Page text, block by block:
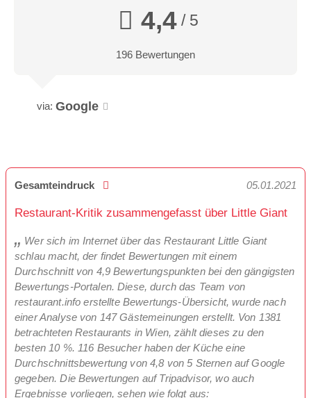
4,4/ 5
196 Bewertungen
via: Google
Gesamteindruck 05.01.2021
Restaurant-Kritik zusammengefasst über Little Giant
Wer sich im Internet über das Restaurant Little Giant
schlau macht, der findet Bewertungen mit einem
Durchschnitt von 4,9 Bewertungspunkten bei den gängigsten
Bewertungs-Portalen. Diese, durch das Team von
restaurant.info erstellte Bewertungs-Übersicht, wurde nach
einer Analyse von 147 Gästemeinungen erstellt. Von 1381
betrachteten Restaurants in Wien, zählt dieses zu den
besten 10 %. 116 Besucher haben der Küche eine
Durchschnittsbewertung von 4,8 von 5 Sternen auf Google
gegeben. Die Bewertungen auf Tripadvisor, wo auch
Ergebnisse vorliegen, sehen wie folgt aus: